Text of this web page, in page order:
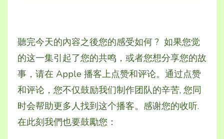
聽完今天的內容之後您的感受如何? 如果您觉
的这一集引起了您的共鸣，或者您想分享您的故
事，请在 Apple 播客上点赞和评论。通过点赞
和评论 ， 您不仅鼓励我们制作团队的辛苦, 您同
时会帮助更多人找到这个播客。 感谢您的收听.
在此刻我們也要鼓勵您：